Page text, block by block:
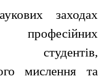
заходах
професійних
студентів,
мислення та